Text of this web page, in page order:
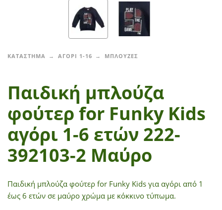
ΚΑΤΑΣΤΗΜΑ ΑΓΟΡΙ 1-16 ΜΠΛΟΥΖΕΣ
Παιδική μπλούζα
φούτερ for Funky Kids
αγόρι 1-6 ετών 222-
392103-2 Μαύρο
Παιδική μπλούζα φούτερ for Funky Kids για αγόρι από 1
έως 6 ετών σε μαύρο χρώμα με κόκκινο τύπωμα.